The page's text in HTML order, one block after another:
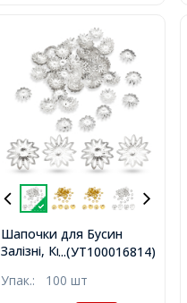
...(УТ100016814)
Шапочки для Бусин
Залізні, Квітка,
16х4.5мм, Отвір 1мм,
Упак.: 100 шт